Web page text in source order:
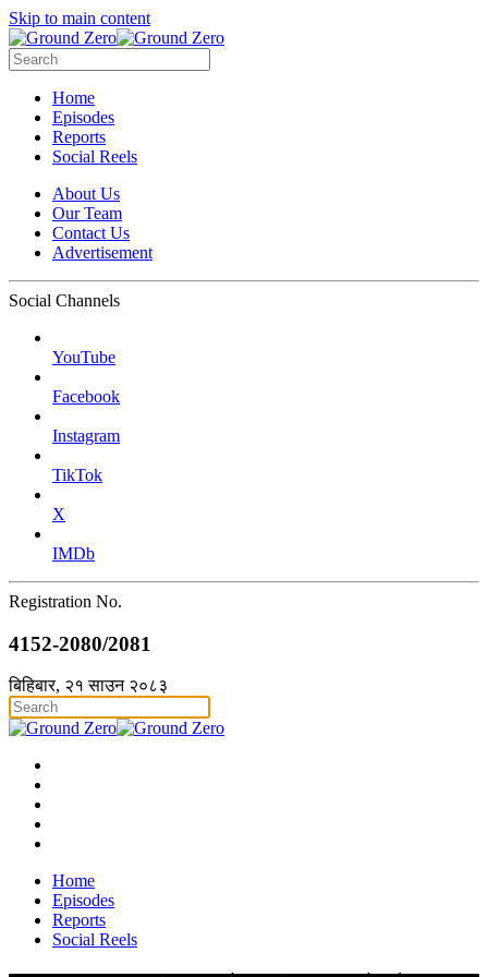
Skip to main content
Home
Episodes
Reports
Social Reels
About Us
Our Team
Contact Us
Advertisement
Social Channels
YouTube
Facebook
Instagram
TikTok
X
IMDb
Registration No.
4152-2080/2081
बिहिबार, २१ साउन २०८३
Home
Episodes
Reports
Social Reels